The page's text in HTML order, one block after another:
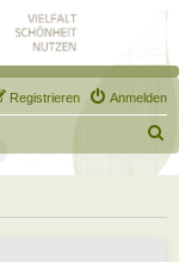
Anmelden
Registrieren
u
h